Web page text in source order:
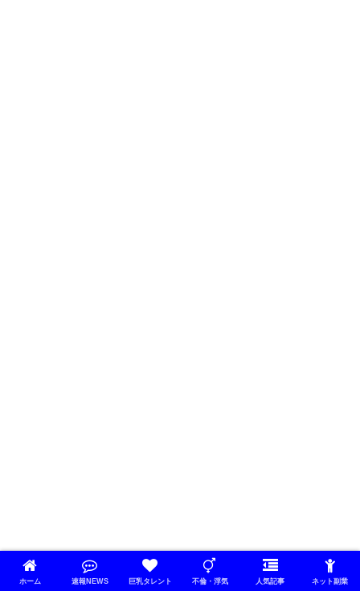
ホーム 速報NEWS 巨乳タレント 不倫・浮気 人気記事 ネット副業